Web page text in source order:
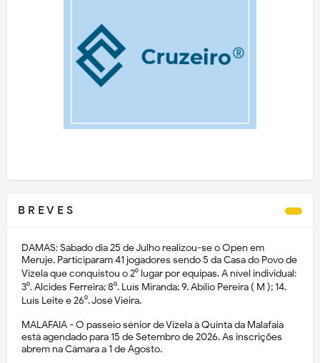
B R E V E S
DAMAS: Sábado dia 25 de Julho realizou-se o Open em
Meruje. Participaram 41 jogadores sendo 5 da Casa do Povo de
Vizela que conquistou o 2⁰ lugar por equipas. A nível individual:
3⁰. Alcides Ferreira; 8⁰. Luís Miranda; 9. Abílio Pereira ( M ); 14.
Luís Leite e 26⁰. José Vieira.
MALAFAIA - O passeio sénior de Vizela à Quinta da Malafaia
está agendado para 15 de Setembro de 2026. As inscrições
abrem na Câmara a 1 de Agosto.